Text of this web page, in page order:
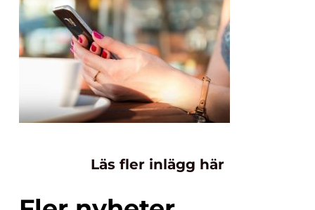
Läs fler inlägg här